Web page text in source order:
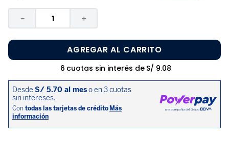
＋
－
AGREGAR AL CARRITO
6 cuotas sin interés de S/ 9.08